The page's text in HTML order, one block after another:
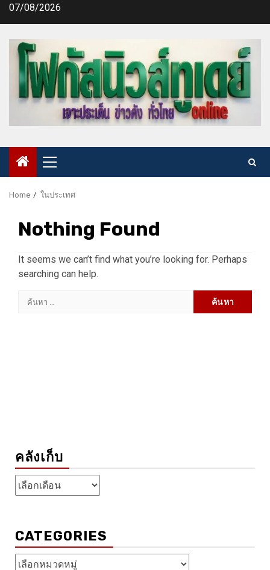
Skip07/08/2026
Primary
Menu
Home ในประเทศ
Nothing Found
It seems we can’t find what you’re looking for. Perhaps
searching can help.
ค้นหา
คลังเก็บ
คลัง
เก็บ
CATEGORIES
Categories